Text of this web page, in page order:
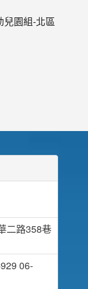
兒園組-北區
二路358巷
06-